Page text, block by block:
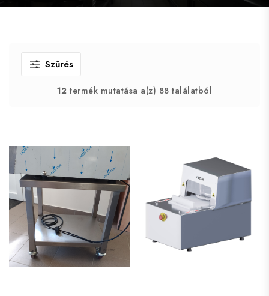
Szűrés
12 termék mutatása a(z) 88 találatból